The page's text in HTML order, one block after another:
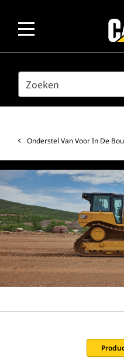
SEARCH
Onderstel Van Voor In De